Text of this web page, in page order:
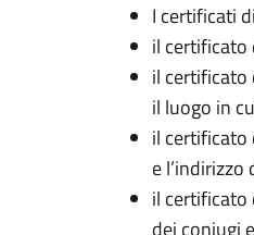
I certificati
il certificato
il certificato
il luogo in
il certificato
e l’indirizzo
il certificato
dei coniugi